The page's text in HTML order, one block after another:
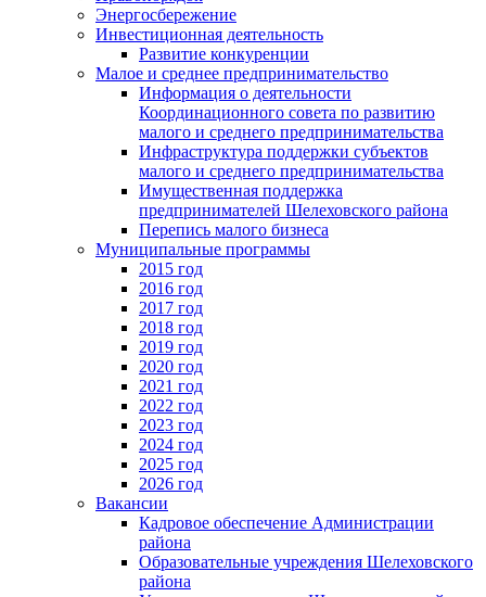
Энергосбережение
Инвестиционная деятельность
Развитие конкуренции
Малое и среднее предпринимательство
Информация о деятельности
Координационного совета по развитию
малого и среднего предпринимательства
Инфраструктура поддержки субъектов
малого и среднего предпринимательства
Имущественная поддержка
предпринимателей Шелеховского района
Перепись малого бизнеса
Муниципальные программы
2015 год
2016 год
2017 год
2018 год
2019 год
2020 год
2021 год
2022 год
2023 год
2024 год
2025 год
2026 год
Вакансии
Кадровое обеспечение Администрации
района
Образовательные учреждения Шелеховского
района